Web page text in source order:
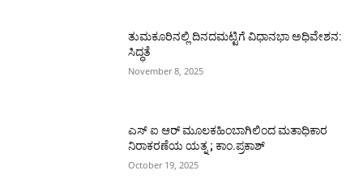
ತುಮಕೂರಿನಲ್ಲಿ ದಿನದಮಟ್ಟಿಗೆ ವಿಧಾನಭಾ ಅಧಿವೇಶನ:
ಸಿದ್ಧತೆ
November 8, 2025
ಎಸ್ ಐ ಆರ್ ಮೂಲಕಹಿಂಬಾಗಿಲಿಂದ ಮತಾಧಿಕಾರ
ನಿರಾಕರಣೆಯ ಯತ್ನ ; ಕಾಂ.ಪ್ರಕಾಶ್
October 19, 2025